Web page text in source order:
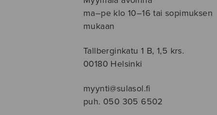
ma–pe klo 10–16 tai sopimuksen
mukaan
Tallberginkatu 1 B, 1,5 krs.
00180 Helsinki
myynti@sulasol.fi
puh. 050 305 6502